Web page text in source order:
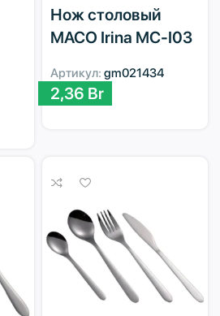
Нож столовый
MACO Irina MC-I03
Артикул: gm021434
2,36 Br